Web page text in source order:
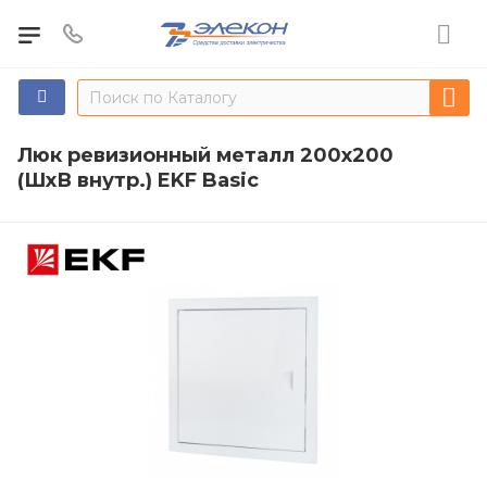
Люк ревизионный металл 200х200
(ШхВ внутр.) EKF Basic